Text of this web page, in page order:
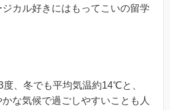
カル好きにはもってこいの留学
、冬でも平均気温約14℃と、
な気候で過ごしやすいことも人